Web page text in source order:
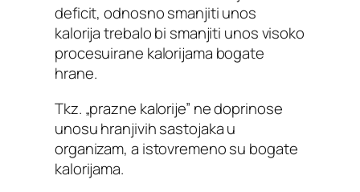
deficit, odnosno smanjiti unos
kalorija trebalo bi smanjiti unos visoko
procesuirane kalorijama bogate
hrane.
Tkz. „prazne kalorije” ne doprinose
unosu hranjivih sastojaka u
organizam, a istovremeno su bogate
kalorijama.